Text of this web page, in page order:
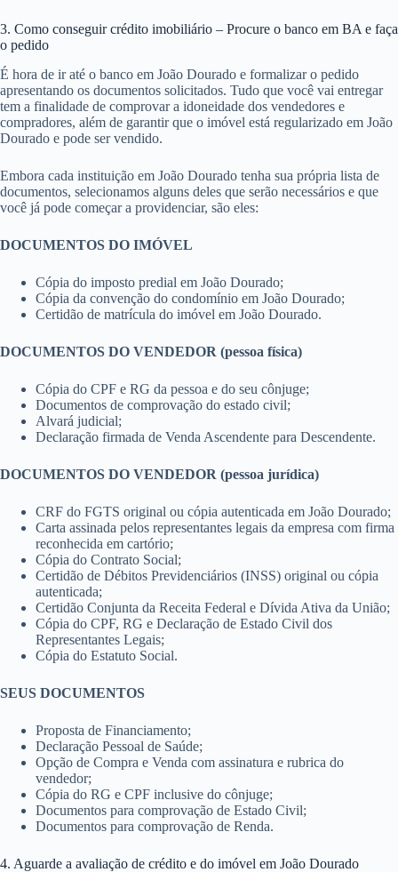
3. Como conseguir crédito imobiliário – Procure o banco em BA e faça
o pedido
É hora de ir até o banco em João Dourado e formalizar o pedido
apresentando os documentos solicitados. Tudo que você vai entregar
tem a finalidade de comprovar a idoneidade dos vendedores e
compradores, além de garantir que o imóvel está regularizado em João
Dourado e pode ser vendido.
Embora cada instituição em João Dourado tenha sua própria lista de
documentos, selecionamos alguns deles que serão necessários e que
você já pode começar a providenciar, são eles:
DOCUMENTOS DO IMÓVEL
Cópia do imposto predial em João Dourado;
Cópia da convenção do condomínio em João Dourado;
Certidão de matrícula do imóvel em João Dourado.
DOCUMENTOS DO VENDEDOR (pessoa física)
Cópia do CPF e RG da pessoa e do seu cônjuge;
Documentos de comprovação do estado civil;
Alvará judicial;
Declaração firmada de Venda Ascendente para Descendente.
DOCUMENTOS DO VENDEDOR (pessoa jurídica)
CRF do FGTS original ou cópia autenticada em João Dourado;
Carta assinada pelos representantes legais da empresa com firma
reconhecida em cartório;
Cópia do Contrato Social;
Certidão de Débitos Previdenciários (INSS) original ou cópia
autenticada;
Certidão Conjunta da Receita Federal e Dívida Ativa da União;
Cópia do CPF, RG e Declaração de Estado Civil dos
Representantes Legais;
Cópia do Estatuto Social.
SEUS DOCUMENTOS
Proposta de Financiamento;
Declaração Pessoal de Saúde;
Opção de Compra e Venda com assinatura e rubrica do
vendedor;
Cópia do RG e CPF inclusive do cônjuge;
Documentos para comprovação de Estado Civil;
Documentos para comprovação de Renda.
4. Aguarde a avaliação de crédito e do imóvel em João Dourado